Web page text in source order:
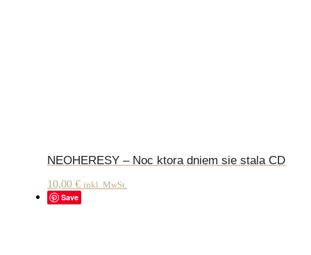
NEOHERESY – Noc ktora dniem sie stala CD
10,00 € inkl. MwSt.
Save